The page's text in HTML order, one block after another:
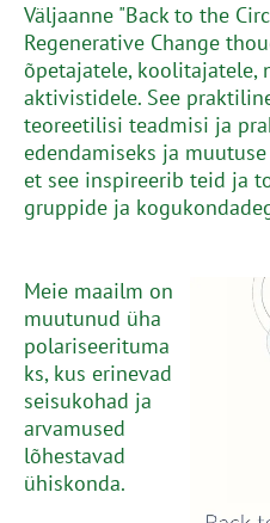
Väljaanne "Back to the
Regenerative Change
õpetajatele, koolitajatele,
aktivistidele. See
teoreetilisi teadmisi ja
edendamiseks ja
et see inspireerib teid ja
gruppide ja
Meie maailm on
muutunud üha
polariseerituma
ks, kus erinevad
seisukohad ja
arvamused
lõhestavad
ühiskonda.